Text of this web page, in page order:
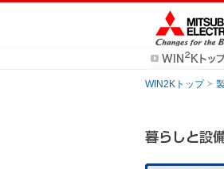
WIN2Kトップ